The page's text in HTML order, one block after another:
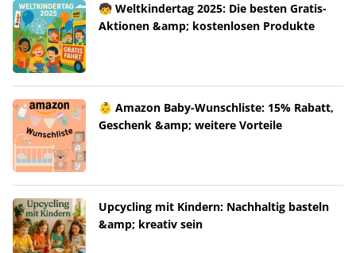
🧒 Weltkindertag 2025: Die besten Gratis-
Aktionen &amp; kostenlosen Produkte
👶 Amazon Baby-Wunschliste: 15% Rabatt,
Geschenk &amp; weitere Vorteile
Upcycling mit Kindern: Nachhaltig basteln
&amp; kreativ sein